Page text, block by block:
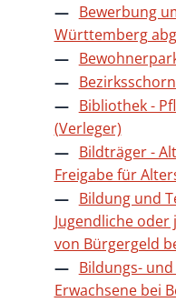
Bewerbung
Württemberg
Bibliothek -
(Verleger)
Bildträger -
Freigabe für
Bildung und
Jugendliche oder
von Bürgergeld
Bildungs-
Erwachsene bei